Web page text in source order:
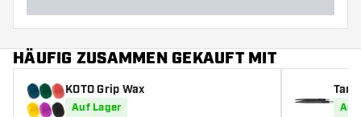
HÄUFIG ZUSAMMEN GEKAUFT MIT
KOTO Grip Wax
Auf Lager Auf